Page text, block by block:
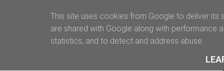
This site uses cookies from Google to deliver its
are shared with Google along with performance
statistics, and to detect and address abuse.